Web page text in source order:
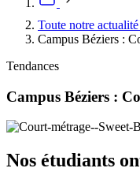
Toute notre actualité
Campus Béziers :
Tendances
Campus Béziers :
Nos étudiants